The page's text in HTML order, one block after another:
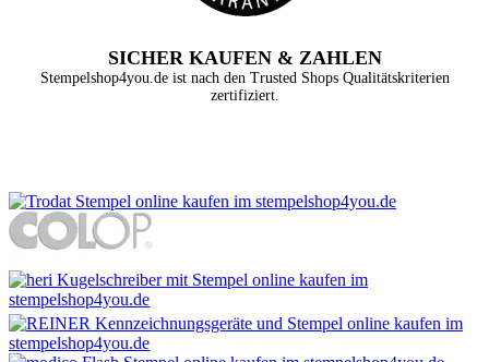
SICHER KAUFEN & ZAHLEN
Stempelshop4you.de ist nach den Trusted Shops Qualitätskriterien
zertifiziert.